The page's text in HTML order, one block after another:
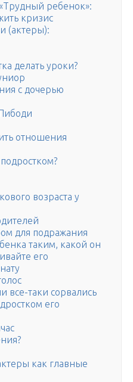
ребенок»:
кризис
(актеры):
делать уроки?
с дочерью
отношения
возраста у
для подражания
таким, какой он
его
все-таки сорвались
его
как главные